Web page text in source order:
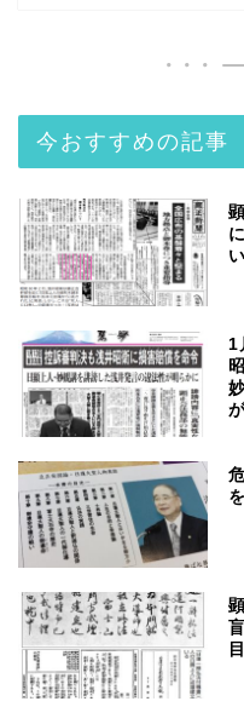
今おすすめの記事
1